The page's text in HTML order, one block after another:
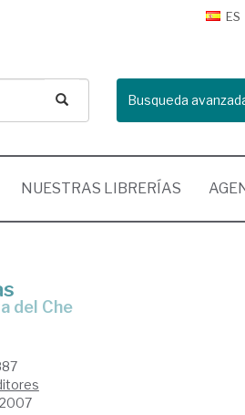
ES
Busqueda
NUESTRAS LIBRERÍAS
del Che
2007